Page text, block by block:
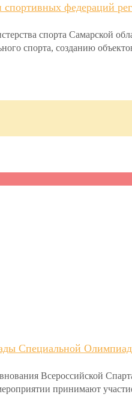
спортивных федераций
спорта Самарской
спорта, созданию
Специальной
Всероссийской
принимают